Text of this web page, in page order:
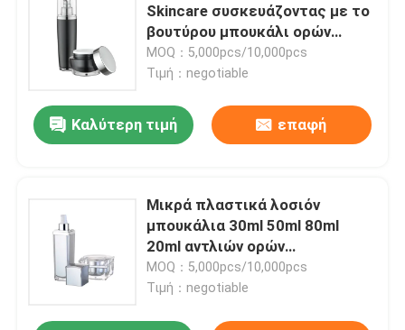
Skincare συσκευάζοντας με το
βουτύρου μπουκάλι ορών
λοσιόν σώματος καπακιών
MOQ：5,000pcs/10,000pcs
Τιμή：negotiable
Καλύτερη τιμή επαφή
Μικρά πλαστικά λοσιόν
μπουκάλια 30ml 50ml 80ml
20ml αντλιών ορών
μπουκαλιών χωρίς αέρα που
παγώνουν
MOQ：5,000pcs/10,000pcs
Τιμή：negotiable